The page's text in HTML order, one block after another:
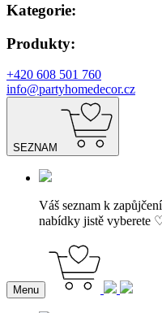
Kategorie:
Produkty:
+420 608 501 760
info@partyhomedecor.cz
SEZNAM
Váš seznam k
nabídky jistě vyberete
Menu